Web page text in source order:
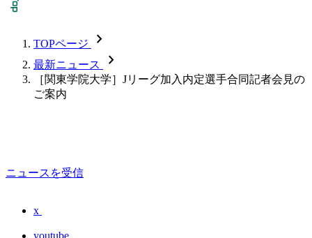
TOPページ chevron_forward
最新ニュース chevron_forward
［関東学院大学］Jリーグ加入内定選手合同記者会見の
ご案内
ニュースを受信
x